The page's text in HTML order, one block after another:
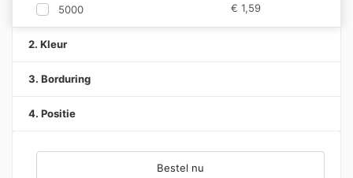
5000 € 1,59
2. Kleur
3. Borduring
4. Positie
Bestel nu